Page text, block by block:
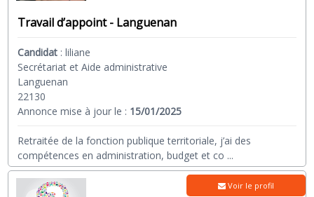
Travail d’appoint - Languenan
Candidat :liliane
Secrétariat et Aide administrative
Languenan
22130
Annonce mise à jour le : 15/01/2025
Retraitée de la fonction publique territoriale, j’ai des
compétences en administration, budget et co ...
Voir le profil